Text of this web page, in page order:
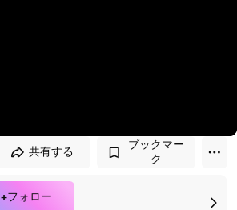
共有する
ブックマー
ク
+フォロー